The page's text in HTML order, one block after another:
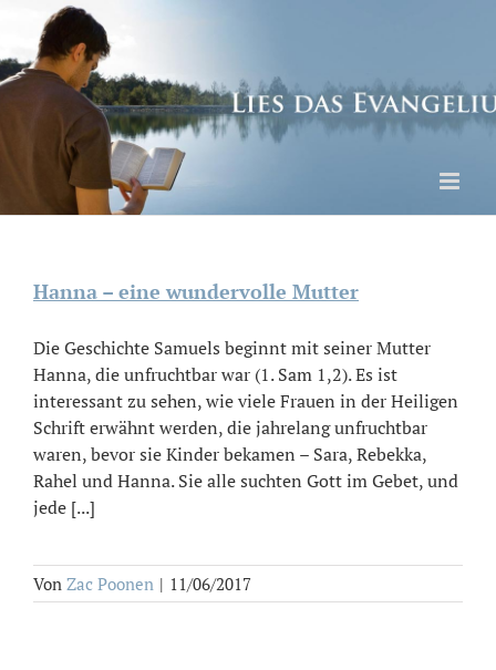
content
Hanna – eine wundervolle Mutter
Die Geschichte Samuels beginnt mit seiner Mutter
Hanna, die unfruchtbar war (1. Sam 1,2). Es ist
interessant zu sehen, wie viele Frauen in der Heiligen
Schrift erwähnt werden, die jahrelang unfruchtbar
waren, bevor sie Kinder bekamen – Sara, Rebekka,
Rahel und Hanna. Sie alle suchten Gott im Gebet, und
jede [...]
Von Zac Poonen | 11/06/2017